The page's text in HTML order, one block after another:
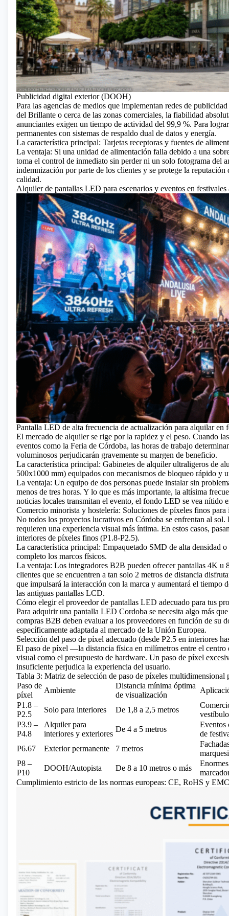
Publicidad digital exterior (DOOH)
Para las agencias de medios que implementan redes de
del Brillante o cerca de las zonas comerciales, la fiabilidad
anunciantes exigen un tiempo de actividad del 99,9 %. Para
permanentes con sistemas de respaldo dual de datos y energía.
La característica principal: Tarjetas receptoras y fuentes de
La ventaja: Si una unidad de alimentación falla debido a una
toma el control de inmediato sin perder ni un solo fotograma del
indemnización por parte de los clientes y se protege la
calidad.
Alquiler de pantallas LED para escenarios y eventos en festivales
Pantalla LED de alta frecuencia de actualización para alquilar en
El mercado de alquiler se rige por la rapidez y el peso. Cuando
eventos como la Feria de Córdoba, las horas de trabajo
voluminosos perjudicarán gravemente su margen de beneficio.
La característica principal: Gabinetes de alquiler ultraligeros de
500x1000 mm) equipados con mecanismos de bloqueo rápido
La ventaja: Un equipo de dos personas puede instalar sin
menos de tres horas. Y lo que es más importante, la altísima
noticias locales transmitan el evento, el fondo LED se vea nítido
Comercio minorista y hostelería: Soluciones de píxeles finos para
No todos los proyectos lucrativos en Córdoba se enfrentan al
requieren una experiencia visual más íntima. En estos casos,
interiores de píxeles finos (P1.8-P2.5).
La característica principal: Empaquetado SMD de alta densidad
completo los marcos físicos.
La ventaja: Los integradores B2B pueden ofrecer pantallas 4K
clientes que se encuentren a tan solo 2 metros de distancia
que impulsará la interacción con la marca y aumentará el tiempo
las antiguas pantallas LCD.
Cómo elegir el proveedor de pantallas LED adecuado para tus
Para adquirir una pantalla LED Cordoba se necesita algo más
compras B2B deben evaluar a los proveedores en función de
específicamente adaptada al mercado de la Unión Europea.
Selección del paso de píxel adecuado (desde P2.5 en interiores
El paso de píxel —la distancia física en milímetros entre el
visual como el presupuesto de hardware. Un paso de píxel
insuficiente perjudica la experiencia del usuario.
Tabla 3: Matriz de selección de paso de píxeles multidimensional
Paso de
píxel
Ambiente
Distancia mínima óptima
de visualización
P1.8 –
P2.5
Solo para interiores De 1,8 a 2,5 metros
P3.9 –
P4.8
Alquiler para
interiores y exteriores
De 4 a 5 metros
Eventos
de
P6.67
Exterior permanente 7 metros
P8 –
P10
DOOH/Autopista De 8 a 10 metros o más
Cumplimiento estricto de las normas europeas: CE, RoHS y